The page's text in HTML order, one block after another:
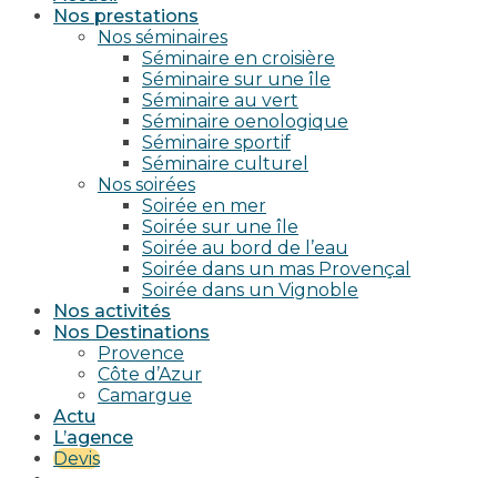
Nos prestations
Nos séminaires
Séminaire en croisière
Séminaire sur une île
Séminaire au vert
Séminaire oenologique
Séminaire sportif
Séminaire culturel
Nos soirées
Soirée en mer
Soirée sur une île
Soirée au bord de l’eau
Soirée dans un mas Provençal
Soirée dans un Vignoble
Nos activités
Nos Destinations
Provence
Côte d’Azur
Camargue
Actu
L’agence
Devis